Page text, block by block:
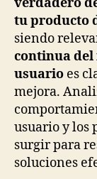
tu producto
siendo
continua del
usuario es
mejora.
usuario y los
surgir para
soluciones